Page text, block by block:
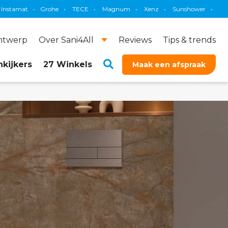
• TECE • Magnum • Xenz • Sunshower • Thebalux • Brauer
Over Sani4All Reviews Tips & trends
27 Winkels Maak een afspraak